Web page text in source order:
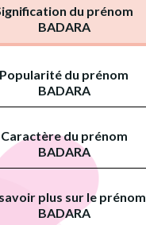
du prénom
BADARA
Popularité du prénom
BADARA
Caractère du prénom
BADARA
plus sur le prénom
BADARA